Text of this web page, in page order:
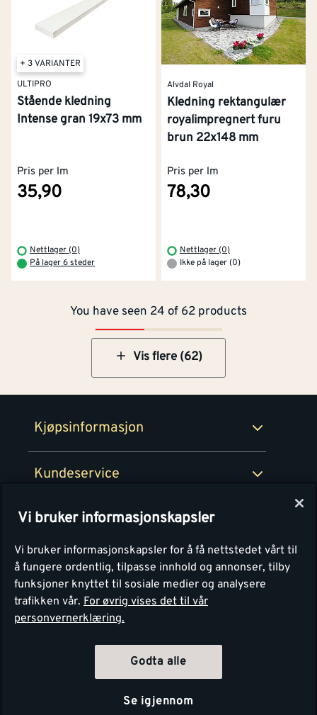
+ 3 VARIANTER
ULTIPRO
Stående kledning
Intense gran 19x73 mm
Pris per lm
35,90
Nettlager (0)
På lager 6 steder
Alvdal Royal
Kledning rektangulær
royalimpregnert furu
brun 22x148 mm
Pris per lm
78,30
Nettlager (0)
Ikke på lager (0)
You have seen 24 of 62 products
Vis flere (62)
Kjøpsinformasjon
Betaling
Retur- og angrerettsskjema
Kundeservice
Medlemsavtaler
Montér
Om Montér
Personvern
Vi bruker informasjonskapsler
Vi bruker informasjonskapsler for å få nettstedet vårt til
å fungere ordentlig, tilpasse innhold og annonser, tilby
funksjoner knyttet til sosiale medier og analysere
trafikken vår. For øvrig vises det til vår
personvernerklæring.
Godta alle
Se igjennom